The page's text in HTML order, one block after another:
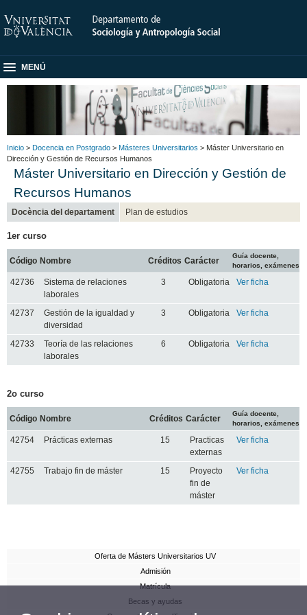
MENÚ
Inicio > Docencia en Postgrado > Másteres Universitarios > Máster Universitario en
Dirección y Gestión de Recursos Humanos
Máster Universitario en Dirección y Gestión de
Recursos Humanos
Docència del departament Plan de estudios
1er curso
Código Nombre Créditos Carácter
Guía docente,
horarios, exámenes
42736
Sistema de relaciones
laborales
3 Obligatoria Ver ficha
42737
Gestión de la igualdad y
diversidad
3 Obligatoria Ver ficha
42733
Teoría de las relaciones
laborales
6 Obligatoria Ver ficha
2o curso
Código Nombre Créditos Carácter
Guía docente,
horarios, exámenes
42754 Prácticas externas 15
Practicas
externas
Ver ficha
42755 Trabajo fin de máster 15
Proyecto
fin de
máster
Ver ficha
Oferta de Másters Universitarios UV
Admisión
Matrícula
Becas y ayudas